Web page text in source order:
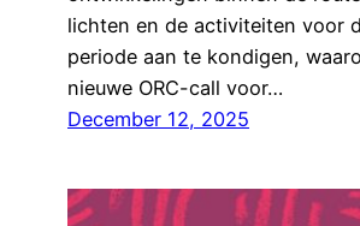
lichten en de activiteiten voor
periode aan te kondigen,
nieuwe ORC-call voor…
December 12, 2025